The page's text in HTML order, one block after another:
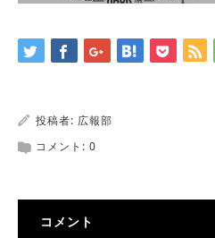
投稿者: 広報部
コメント: 0
コメント